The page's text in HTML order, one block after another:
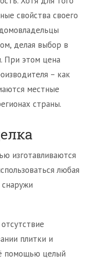
свойства своего
делая выбор в
При этом цена
– как
местные
страны.
изготавливаются
любая
плитки и
помощью целый